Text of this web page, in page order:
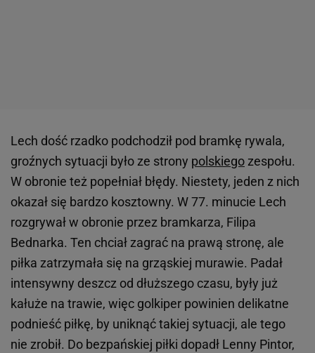
Lech dość rzadko podchodził pod bramkę rywala,
groźnych sytuacji było ze strony polskiegozespołu.
W obronie też popełniał błędy. Niestety, jeden z nich
okazał się bardzo kosztowny. W 77. minucie Lech
rozgrywał w obronie przez bramkarza, Filipa
Bednarka. Ten chciał zagrać na prawą stronę, ale
piłka zatrzymała się na grząskiej murawie. Padał
intensywny deszcz od dłuższego czasu, były już
kałuże na trawie, więc golkiper powinien delikatne
podnieść piłkę, by uniknąć takiej sytuacji, ale tego
nie zrobił. Do bezpańskiej piłki dopadł Lenny Pintor,